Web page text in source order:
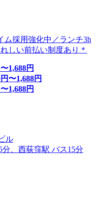
ム採用強化中／ランチ3h
しい前払い制度あり＊
1,688円
円〜1,688円
1,688円
ル
、西荻窪駅 バス15分